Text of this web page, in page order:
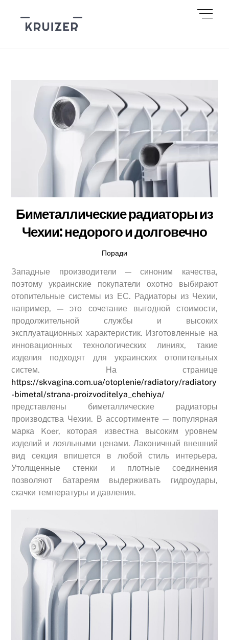
content
Биметаллические радиаторы из
Чехии: недорого и долговечно
Поради
Западные производители — синоним качества,
поэтому украинские покупатели охотно выбирают
отопительные системы из ЕС. Радиаторы из Чехии,
например, — это сочетание выгодной стоимости,
продолжительной службы и высоких
эксплуатационных характеристик. Изготовленные на
инновационных технологических линиях, такие
изделия подходят для украинских отопительных
систем. На странице
https://skvagina.com.ua/otoplenie/radiatory/radiatory
-bimetal/strana-proizvoditelya_chehiya/
представлены биметаллические радиаторы
производства Чехии. В ассортименте — популярная
марка Koer, которая известна высоким уровнем
изделий и лояльными ценами. Лаконичный внешний
вид секция впишется в любой стиль интерьера.
Утолщенные стенки и плотные соединения
позволяют батареям выдерживать гидроудары,
скачки температуры и давления.